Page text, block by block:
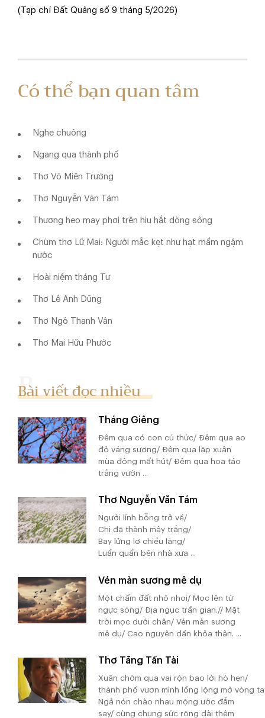
(Tạp chí Đất Quảng số 9 tháng 5/2026)
Có thể bạn quan tâm
Nghe chuông
Ngang qua thành phố
Thơ Võ Miên Trường
Thơ Nguyễn Văn Tám
Thương heo may phơi trên hiu hắt dòng sông
Chùm thơ Lữ Mai: Người mắc kẹt như hạt mầm ngậm
nước
Hoài niệm tháng Tư
Thơ Lê Anh Dũng
Thơ Ngô Thanh Vân
Thơ Mai Hữu Phước
Bài viết đọc nhiều
Tháng Giêng
Đêm qua có con cú thức/ Đêm qua ao
đỏ váng sương/ Đêm qua lập xuân
mùa đông mất hút/ Đêm qua hoa táo
trắng vườn ...
Thơ Nguyễn Văn Tám
Người lính bỗng trở về/
Chị đã thành mây trắng/
Bay lửng lơ chiều lặng/
Luẩn quẩn bên nhà xưa ...
Vén màn sương mê dụ
Một chấm đất nhỏ nhoi/ Mọc lên từ
ngực sóng/ Địa ngục trần gian.// Mặt
trời mọc dưới chân/ Vén màn sương
mê dụ/ Cao nguyên dần khỏa thân. ...
Thơ Tăng Tấn Tài
Xuân chớm qua vai rộn bao lời hò hẹn/
thành phố vươn mình lồng lộng mở vòng
Ngả nón chào nhau mộng ước đắm
say/ cùng chung sức rộng dài thêm